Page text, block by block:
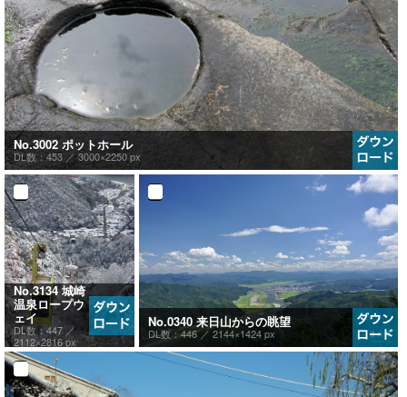
No.3002 ポットホール
DL数：453 ／3000×2250 px
No.3134 城崎
温泉ロープウ
ェイ
DL数：447 ／
2112×2816 px
No.0340 来日山からの眺望
DL数：446 ／2144×1424 px